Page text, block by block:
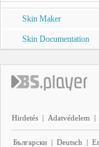
Skin Maker
Skin Documentation
Hirdetés | Adatvédelem |
Български | Deutsch |